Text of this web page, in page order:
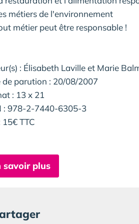
métiers de l'environnement
métier peut être responsable !
: Élisabeth Laville et Marie
de parution : 20/08/2007
: 13 x 21
: 978-2-7440-6305-3
15€ TTC
savoir plus